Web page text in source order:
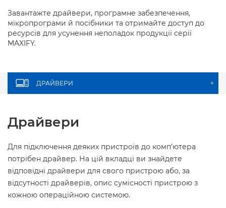
Завантажте драйвери, програмне забезпечення,
мікропрограми й посібники та отримайте доступ до
ресурсів для усунення неполадок продукції серії
MAXIFY.
ДРАЙВЕРИ +
Драйвери
Для підключення деяких пристроїв до комп’ютера
потрібен драйвер. На цій вкладці ви знайдете
відповідні драйвери для свого пристрою або, за
відсутності драйверів, опис сумісності пристрою з
кожною операційною системою.